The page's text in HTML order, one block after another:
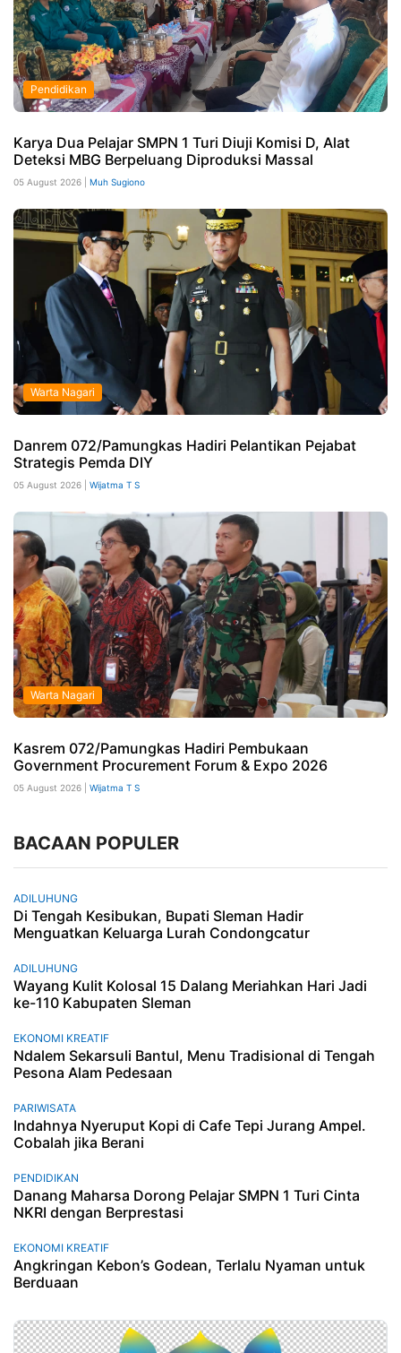
Pendidikan
Karya Dua Pelajar SMPN 1 Turi Diuji Komisi D, Alat
Deteksi MBG Berpeluang Diproduksi Massal
05 August 2026 | Muh Sugiono
Warta Nagari
Danrem 072/Pamungkas Hadiri Pelantikan Pejabat
Strategis Pemda DIY
05 August 2026 | Wijatma T S
Warta Nagari
Kasrem 072/Pamungkas Hadiri Pembukaan
Government Procurement Forum & Expo 2026
05 August 2026 | Wijatma T S
BACAAN POPULER
ADILUHUNG
Di Tengah Kesibukan, Bupati Sleman Hadir
Menguatkan Keluarga Lurah Condongcatur
ADILUHUNG
Wayang Kulit Kolosal 15 Dalang Meriahkan Hari Jadi
ke-110 Kabupaten Sleman
EKONOMI KREATIF
Ndalem Sekarsuli Bantul, Menu Tradisional di Tengah
Pesona Alam Pedesaan
PARIWISATA
Indahnya Nyeruput Kopi di Cafe Tepi Jurang Ampel.
Cobalah jika Berani
PENDIDIKAN
Danang Maharsa Dorong Pelajar SMPN 1 Turi Cinta
NKRI dengan Berprestasi
EKONOMI KREATIF
Angkringan Kebon’s Godean, Terlalu Nyaman untuk
Berduaan